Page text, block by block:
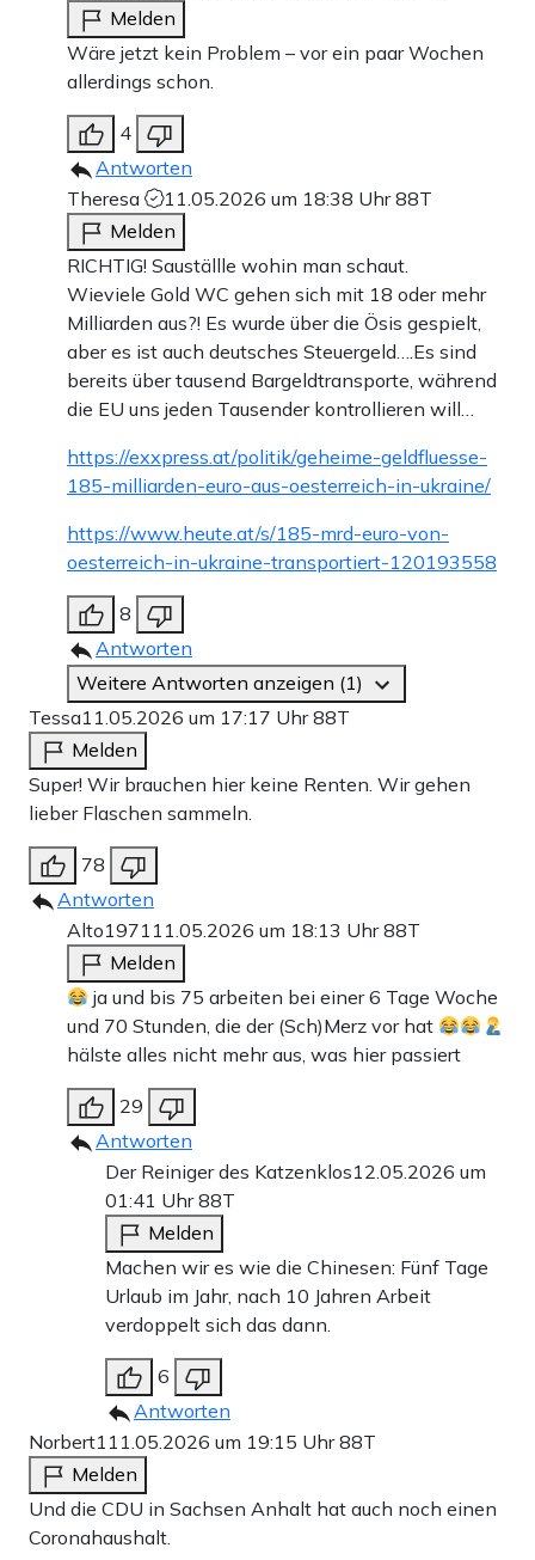
Melden
Wäre jetzt kein Problem – vor ein paar Wochen
allerdings schon.
4
Antworten
Theresa
11.05.2026 um 18:38 Uhr88T
Melden
RICHTIG! Sauställle wohin man schaut.
Wieviele Gold WC gehen sich mit 18 oder mehr
Milliarden aus?! Es wurde über die Ösis gespielt,
aber es ist auch deutsches Steuergeld….Es sind
bereits über tausend Bargeldtransporte, während
die EU uns jeden Tausender kontrollieren will…
https://exxpress.at/politik/geheime-geldfluesse-
185-milliarden-euro-aus-oesterreich-in-ukraine/
https://www.heute.at/s/185-mrd-euro-von-
oesterreich-in-ukraine-transportiert-120193558
8
Antworten
Weitere Antworten anzeigen (1)
Tessa11.05.2026 um 17:17 Uhr88T
Melden
Super! Wir brauchen hier keine Renten. Wir gehen
lieber Flaschen sammeln.
78
Antworten
Alto1971 11.05.2026 um 18:13 Uhr88T
Melden
ja und bis 75 arbeiten bei einer 6 Tage Woche
und 70 Stunden, die der (Sch)Merz vor hat
hälste alles nicht mehr aus, was hier passiert
29
Antworten
Der Reiniger des Katzenklos12.05.2026 um
01:41 Uhr88T
Melden
Machen wir es wie die Chinesen: Fünf Tage
Urlaub im Jahr, nach 10 Jahren Arbeit
verdoppelt sich das dann.
6
Antworten
Norbert1 11.05.2026 um 19:15 Uhr88T
Melden
Und die CDU in Sachsen Anhalt hat auch noch einen
Coronahaushalt.